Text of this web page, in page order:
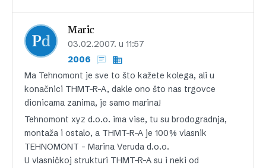
Maric
03.02.2007. u 11:57
2006
Ma Tehnomont je sve to što kažete kolega, ali u
konačnici THMT-R-A, dakle ono što nas trgovce
dionicama zanima, je samo marina!
Tehnomont xyz d.o.o. ima vise, tu su brodogradnja,
montaža i ostalo, a THMT-R-A je 100% vlasnik
TEHNOMONT – Marina Veruda d.o.o.
U vlasničkoj strukturi THMT-R-A su i neki od